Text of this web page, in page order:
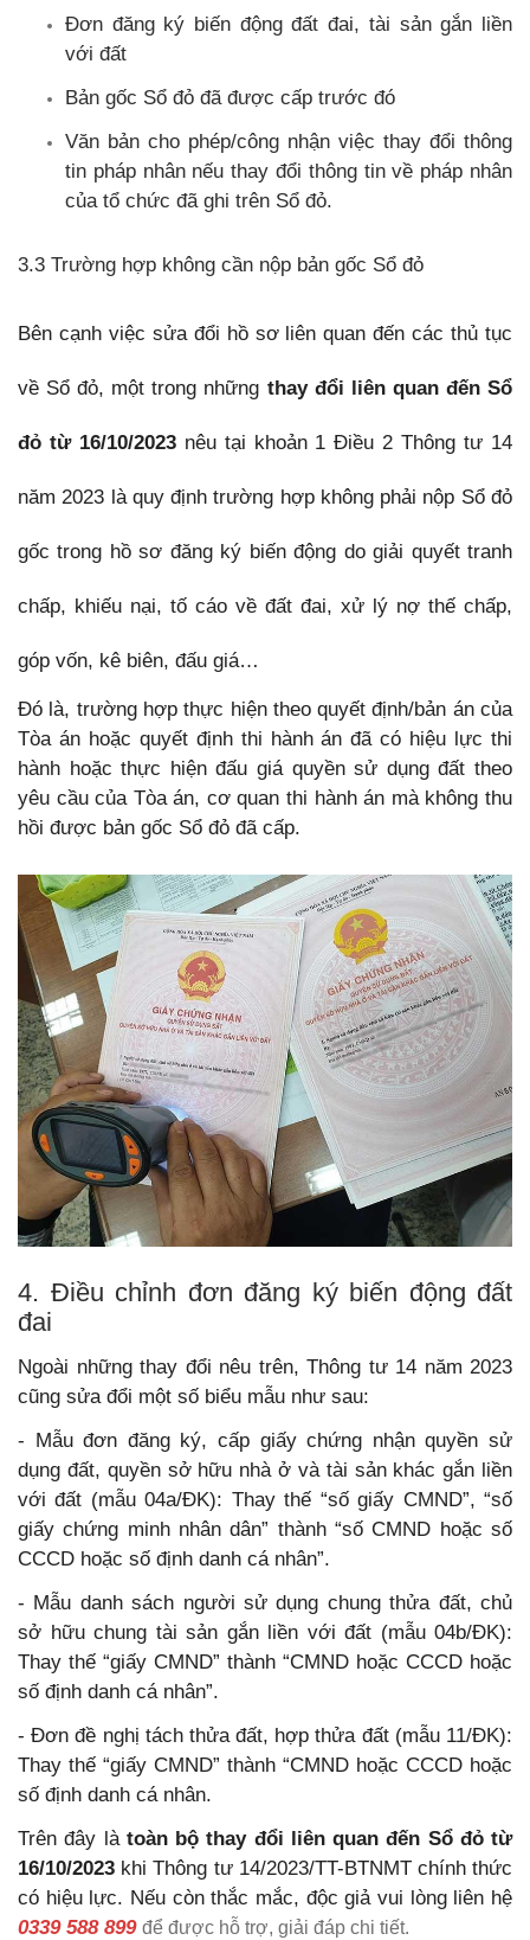
Đơn đăng ký biến động đất đai, tài sản gắn liền
với đất
Bản gốc Sổ đỏ đã được cấp trước đó
Văn bản cho phép/công nhận việc thay đổi thông
tin pháp nhân nếu thay đổi thông tin về pháp nhân
của tổ chức đã ghi trên Sổ đỏ.
3.3 Trường hợp không cần nộp bản gốc Sổ đỏ
Bên cạnh việc sửa đổi hồ sơ liên quan đến các thủ tục
về Sổ đỏ, một trong những thay đổi liên quan đến Sổ
đỏ từ 16/10/2023 nêu tại khoản 1 Điều 2 Thông tư 14
năm 2023 là quy định trường hợp không phải nộp Sổ đỏ
gốc trong hồ sơ đăng ký biến động do giải quyết tranh
chấp, khiếu nại, tố cáo về đất đai, xử lý nợ thế chấp,
góp vốn, kê biên, đấu giá…
Đó là, trường hợp thực hiện theo quyết định/bản án của
Tòa án hoặc quyết định thi hành án đã có hiệu lực thi
hành hoặc thực hiện đấu giá quyền sử dụng đất theo
yêu cầu của Tòa án, cơ quan thi hành án mà không thu
hồi được bản gốc Sổ đỏ đã cấp.
4. Điều chỉnh đơn đăng ký biến động đất
đai
Ngoài những thay đổi nêu trên, Thông tư 14 năm 2023
cũng sửa đổi một số biểu mẫu như sau:
- Mẫu đơn đăng ký, cấp giấy chứng nhận quyền sử
dụng đất, quyền sở hữu nhà ở và tài sản khác gắn liền
với đất (mẫu 04a/ĐK): Thay thế “số giấy CMND”, “số
giấy chứng minh nhân dân” thành “số CMND hoặc số
CCCD hoặc số định danh cá nhân”.
- Mẫu danh sách người sử dụng chung thửa đất, chủ
sở hữu chung tài sản gắn liền với đất (mẫu 04b/ĐK):
Thay thế “giấy CMND” thành “CMND hoặc CCCD hoặc
số định danh cá nhân”.
- Đơn đề nghị tách thửa đất, hợp thửa đất (mẫu 11/ĐK):
Thay thế “giấy CMND” thành “CMND hoặc CCCD hoặc
số định danh cá nhân.
Trên đây là toàn bộ thay đổi liên quan đến Sổ đỏ từ
16/10/2023 khi Thông tư 14/2023/TT-BTNMT chính thức
có hiệu lực. Nếu còn thắc mắc, độc giả vui lòng liên hệ
0339 588 899 để được hỗ trợ, giải đáp chi tiết.